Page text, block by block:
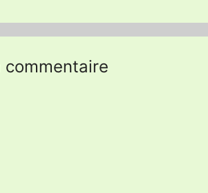
commentaire